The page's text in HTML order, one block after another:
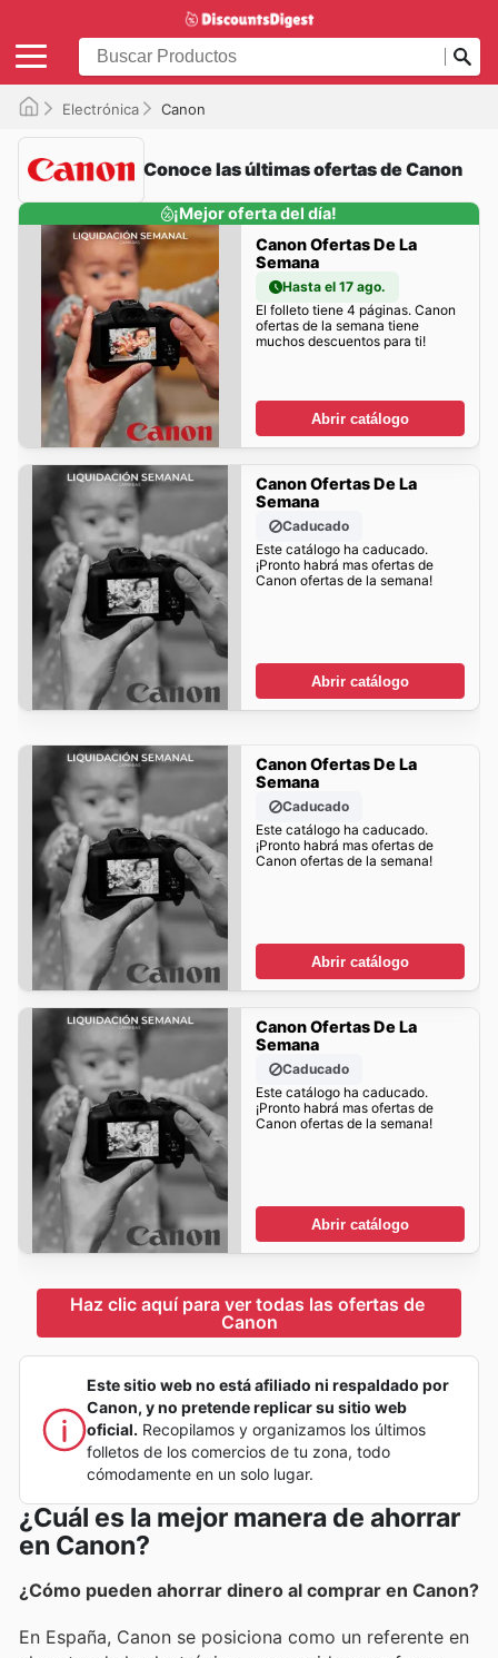
Electrónica Canon
Conoce las últimas ofertas de Canon
¡Mejor oferta del día!
Canon Ofertas De La
Semana
Hasta el 17 ago.
El folleto tiene 4 páginas. Canon
ofertas de la semana tiene
muchos descuentos para ti!
Abrir catálogo
Canon Ofertas De La
Semana
Caducado
Este catálogo ha caducado.
¡Pronto habrá mas ofertas de
Canon ofertas de la semana!
Abrir catálogo
Canon Ofertas De La
Semana
Caducado
Este catálogo ha caducado.
¡Pronto habrá mas ofertas de
Canon ofertas de la semana!
Abrir catálogo
Canon Ofertas De La
Semana
Caducado
Este catálogo ha caducado.
¡Pronto habrá mas ofertas de
Canon ofertas de la semana!
Abrir catálogo
Haz clic aquí para ver todas las ofertas de
Canon
Este sitio web no está afiliado ni respaldado por
Canon, y no pretende replicar su sitio web
oficial. Recopilamos y organizamos los últimos
folletos de los comercios de tu zona, todo
cómodamente en un solo lugar.
¿Cuál es la mejor manera de ahorrar
en Canon?
¿Cómo pueden ahorrar dinero al comprar en Canon?
En España, Canon se posiciona como un referente en